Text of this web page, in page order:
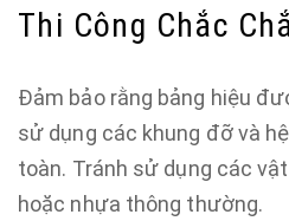
Thi Công Chắc
Đảm bảo rằng bảng hiệu
sử dụng các khung đỡ và
toàn. Tránh sử dụng các
hoặc nhựa thông thường.